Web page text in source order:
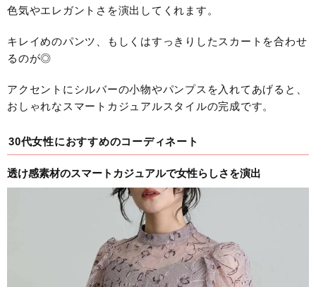
色気やエレガントさを演出してくれます。
キレイめのパンツ、もしくはすっきりしたスカートを合わせ
るのが◎
アクセントにシルバーの小物やパンプスを入れてあげると、
おしゃれなスマートカジュアルスタイルの完成です。
30代女性におすすめのコーディネート
透け感素材のスマートカジュアルで女性らしさを演出